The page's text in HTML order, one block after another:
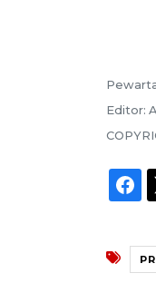
Editor: